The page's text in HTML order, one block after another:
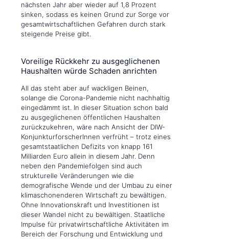
nächsten Jahr aber wieder auf 1,8 Prozent
sinken, sodass es keinen Grund zur Sorge vor
gesamtwirtschaftlichen Gefahren durch stark
steigende Preise gibt.
Voreilige Rückkehr zu ausgeglichenen
Haushalten würde Schaden anrichten
All das steht aber auf wackligen Beinen,
solange die Corona-Pandemie nicht nachhaltig
eingedämmt ist. In dieser Situation schon bald
zu ausgeglichenen öffentlichen Haushalten
zurückzukehren, wäre nach Ansicht der DIW-
KonjunkturforscherInnen verfrüht – trotz eines
gesamtstaatlichen Defizits von knapp 161
Milliarden Euro allein in diesem Jahr. Denn
neben den Pandemiefolgen sind auch
strukturelle Veränderungen wie die
demografische Wende und der Umbau zu einer
klimaschonenderen Wirtschaft zu bewältigen.
Ohne Innovationskraft und Investitionen ist
dieser Wandel nicht zu bewältigen. Staatliche
Impulse für privatwirtschaftliche Aktivitäten im
Bereich der Forschung und Entwicklung und